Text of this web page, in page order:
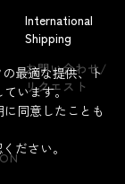
International
Shipping
お問い合わせ/
リクエスト
最適な提供、ト
ています。
同意したことも
ださい。